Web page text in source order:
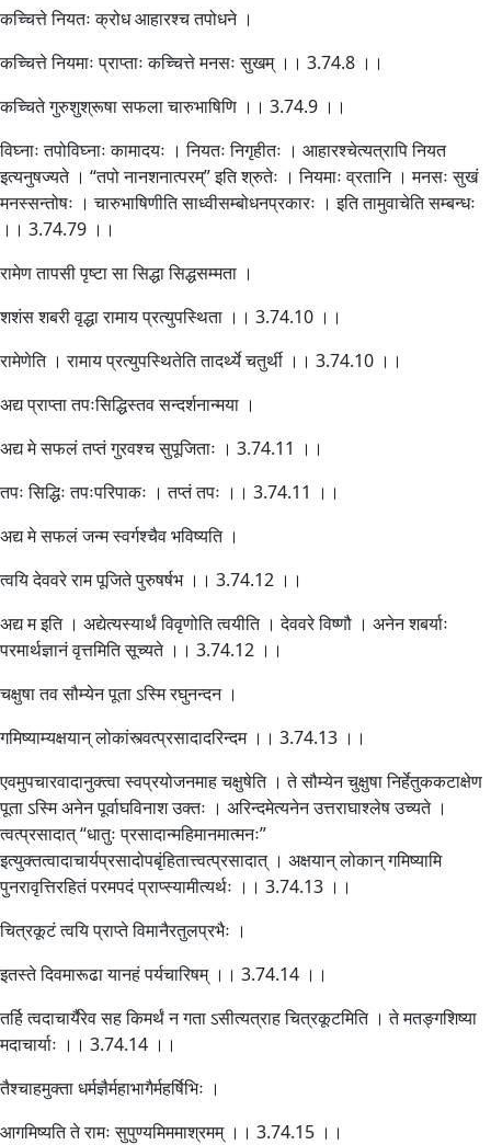
कच्चित्ते नियतः क्रोध आहारश्च तपोधने ।
कच्चित्ते नियमाः प्राप्ताः कच्चित्ते मनसः सुखम् ।। 3.74.8 ।।
कच्चिते गुरुशुश्रूषा सफला चारुभाषिणि ।। 3.74.9 ।।
विघ्नाः तपोविघ्नाः कामादयः । नियतः निगृहीतः । आहारश्चेत्यत्रापि नियत
इत्यनुषज्यते । “तपो नानशनात्परम्” इति श्रुतेः । नियमाः व्रतानि । मनसः सुखं
मनस्सन्तोषः । चारुभाषिणीति साध्वीसम्बोधनप्रकारः । इति तामुवाचेति सम्बन्धः
।। 3.74.79 ।।
रामेण तापसी पृष्टा सा सिद्धा सिद्धसम्मता ।
शशंस शबरी वृद्धा रामाय प्रत्युपस्थिता ।। 3.74.10 ।।
रामेणेति । रामाय प्रत्युपस्थितेति तादर्थ्ये चतुर्थी ।। 3.74.10 ।।
अद्य प्राप्ता तपःसिद्धिस्तव सन्दर्शनान्मया ।
अद्य मे सफलं तप्तं गुरवश्च सुपूजिताः । 3.74.11 ।।
तपः सिद्धिः तपःपरिपाकः । तप्तं तपः ।। 3.74.11 ।।
अद्य मे सफलं जन्म स्वर्गश्चैव भविष्यति ।
त्वयि देववरे राम पूजिते पुरुषर्षभ ।। 3.74.12 ।।
अद्य म इति । अद्येत्यस्यार्थं विवृणोति त्वयीति । देववरे विष्णौ । अनेन शबर्याः
परमार्थज्ञानं वृत्तमिति सूच्यते ।। 3.74.12 ।।
चक्षुषा तव सौम्येन पूता ऽस्मि रघुनन्दन ।
गमिष्याम्यक्षयान् लोकांस्त्वत्प्रसादादरिन्दम ।। 3.74.13 ।।
एवमुपचारवादानुक्त्वा स्वप्रयोजनमाह चक्षुषेति । ते सौम्येन चुक्षुषा निर्हेतुककटाक्षेण
पूता ऽस्मि अनेन पूर्वाघविनाश उक्तः । अरिन्दमेत्यनेन उत्तराघाश्लेष उच्यते ।
त्वत्प्रसादात् “धातुः प्रसादान्महिमानमात्मनः”
इत्युक्तत्वादाचार्यप्रसादोपबृंहितात्त्वत्प्रसादात् । अक्षयान् लोकान् गमिष्यामि
पुनरावृत्तिरहितं परमपदं प्राप्स्यामीत्यर्थः ।। 3.74.13 ।।
चित्रकूटं त्वयि प्राप्ते विमानैरतुलप्रभैः ।
इतस्ते दिवमारूढा यानहं पर्यचारिषम् ।। 3.74.14 ।।
तर्हि त्वदाचार्यैरेव सह किमर्थं न गता ऽसीत्यत्राह चित्रकूटमिति । ते मतङ्गशिष्या
मदाचार्याः ।। 3.74.14 ।।
तैश्चाहमुक्ता धर्मज्ञैर्महाभागैर्महर्षिभिः ।
आगमिष्यति ते रामः सुपुण्यमिममाश्रमम् ।। 3.74.15 ।।